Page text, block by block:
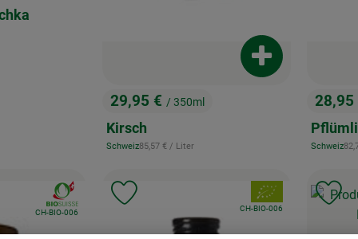
, Preis:
29,95 € / 350ml
Kirsch
, Herkunft:
Schweiz, Referenzpreis:
85,57 € / Liter
Produkt zum
,
28,95
Pflümli
, Herkunft:
Schweiz,
, Verband:
, Kontrollstelle:
CH-BIO-006
hinzufügen
, Verband:
, Kontrollstelle:
CH-BIO-006
Produkt zu Favouriten hinzufügen